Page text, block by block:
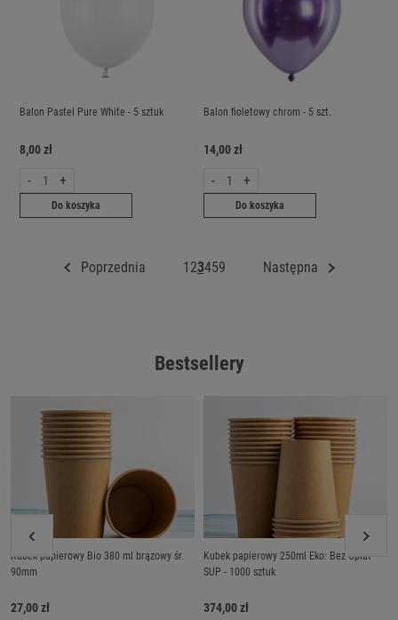
Balon Pastel Pure White - 5 sztuk
8,00 zł
- +
Do koszyka
Balon fioletowy chrom - 5 szt.
14,00 zł
- +
Do koszyka
Poprzednia 1 23459 Następna
Bestsellery
Kubek papierowy Bio 380 ml brązowy śr.
90mm
27,00 zł
Kubek papierowy 250ml Eko: Bez Opłat
SUP - 1000 sztuk
374,00 zł